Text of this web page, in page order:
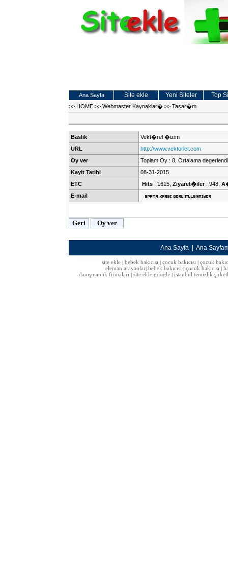
Ana Sayfa Site ekle Yeni Siteler Top
>> HOME >> Webmaster Kaynaklar� >> Tasar�m
Baslik
Vekt�rel �izim
URL
http://www.vektorler.com
Oy ver
Toplam Oy : 8, Ortalama
Kayit Tarihi
08-31-2015
ETC
Hits : 1615, Ziyaret�iler: 948,
E-mail
Ana Sayfa Ana
site ekle| bebek bakıcısı| çocuk bakıcısı| çocuk
eleman arayanlar bebek bakıcısı çocuk bakıcısı
danışmanlık firmaları
site ekle google istanbul temizlik